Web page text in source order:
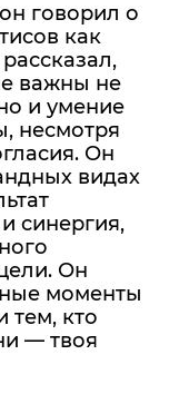
говорил о
как
важны не
и умение
несмотря
Он
видах
синергия,
Он
моменты
тем, кто
— твоя